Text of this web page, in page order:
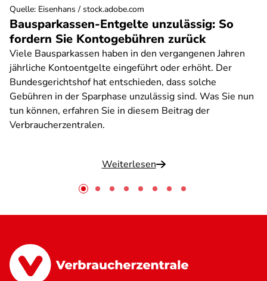
Bausparkassen-Entgelte unzulässig: So
fordern Sie Kontogebühren zurück
Viele Bausparkassen haben in den vergangenen Jahren
jährliche Kontoentgelte eingeführt oder erhöht. Der
Bundesgerichtshof hat entschieden, dass solche
Gebühren in der Sparphase unzulässig sind. Was Sie nun
tun können, erfahren Sie in diesem Beitrag der
Verbraucherzentralen.
Weiterlesen
Quelle: Eisenhans / stock.adobe.com